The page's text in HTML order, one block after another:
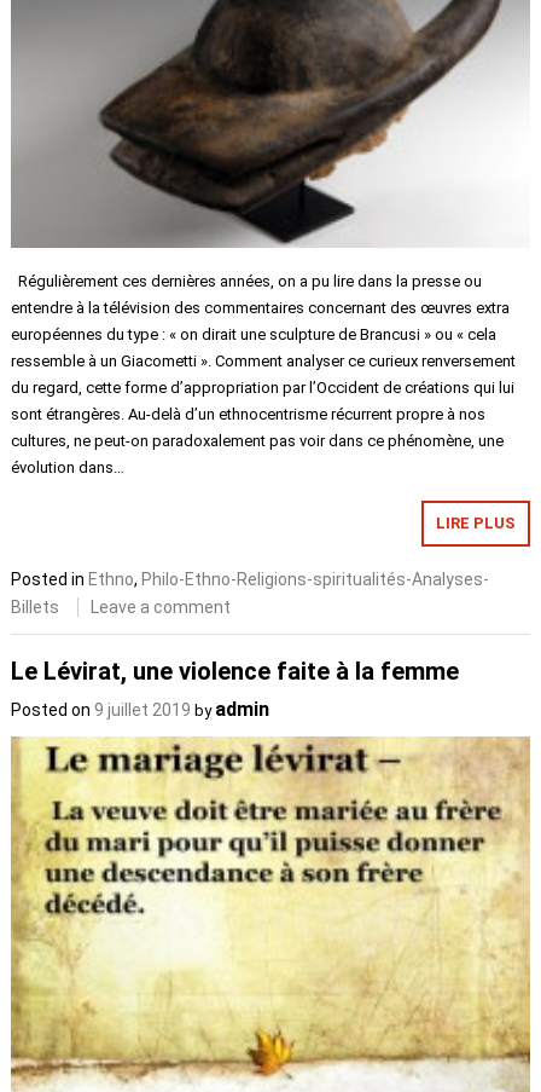
Régulièrement ces dernières années, on a pu lire dans la presse ou
entendre à la télévision des commentaires concernant des œuvres extra
européennes du type : « on dirait une sculpture de Brancusi » ou « cela
ressemble à un Giacometti ». Comment analyser ce curieux renversement
du regard, cette forme d’appropriation par l’Occident de créations qui lui
sont étrangères. Au-delà d’un ethnocentrisme récurrent propre à nos
cultures, ne peut-on paradoxalement pas voir dans ce phénomène, une
évolution dans…
LIRE PLUS
Posted inEthno,Philo-Ethno-Religions-spiritualités-Analyses-
Billets
Leave a comment
Le Lévirat, une violence faite à la femme
Posted on9 juillet 2019 by admin